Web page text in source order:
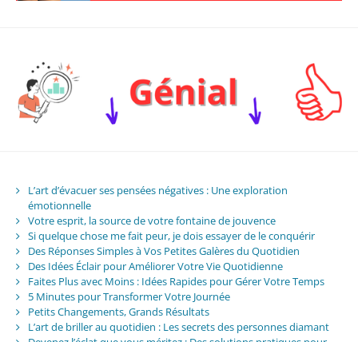
L’art d’évacuer ses pensées négatives : Une exploration
émotionnelle
Votre esprit, la source de votre fontaine de jouvence
Si quelque chose me fait peur, je dois essayer de le conquérir
Des Réponses Simples à Vos Petites Galères du Quotidien
Des Idées Éclair pour Améliorer Votre Vie Quotidienne
Faites Plus avec Moins : Idées Rapides pour Gérer Votre Temps
5 Minutes pour Transformer Votre Journée
Petits Changements, Grands Résultats
L’art de briller au quotidien : Les secrets des personnes diamant